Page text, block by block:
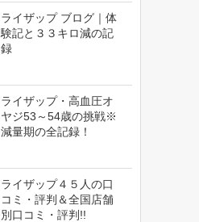
ライザップ ブログ｜体
験記と３３キロ減の記
録
ライザップ・高血圧オ
ヤジ53～54歳の挑戦※
減量期の全記録！
ライザップ４５人の口
コミ・評判＆全国店舗
別口コミ・評判!!